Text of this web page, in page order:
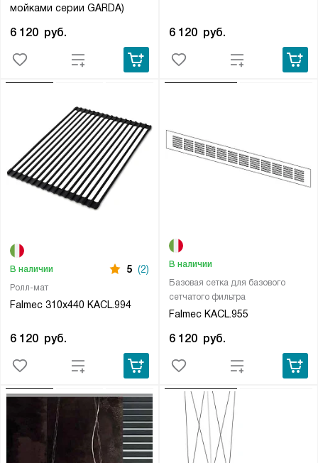
мойками серии GARDA)
6 120 руб. 6 120 руб.
Ролл-мат
Falmec 310х440 KACL.994
В наличии 5 (2)
6 120 руб.
Базовая сетка для базового
сетчатого фильтра
Falmec KACL.955
В наличии
6 120 руб.